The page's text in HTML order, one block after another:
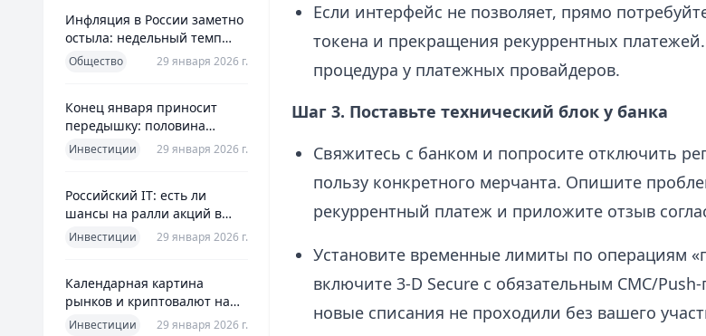
Инфляция в России заметно
остыла: недельный темп
упал более чем вдвое
Общество 29 января 2026 г.
Конец января приносит
передышку: половина
годовой цели ЦБ «сделана»
Инвестиции 29 января 2026 г.
Российский IT: есть ли
шансы на ралли акций в
2026 без опоры на ИИ
Инвестиции 29 января 2026 г.
Календарная картина
рынков и криптовалют на
четверг, 29 января 2026
Инвестиции 29 января 2026 г.
Если интерфейс не позволяет, прямо
токена и прекращения рекуррентных платежей.
процедура у платежных провайдеров.
Шаг 3. Поставьте технический блок у банка
Свяжитесь с банком и попросите отключить
пользу конкретного мерчанта. Опишите
рекуррентный платеж и приложите отзыв
Установите временные лимиты по операциям
включите 3‑D Secure с обязательным СМС/
новые списания не проходили без вашего